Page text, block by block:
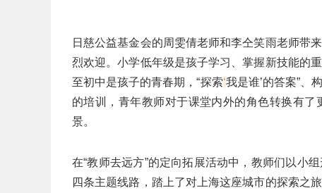
日慈公益基金会的周雯倩老师和李仝笑雨老师带
烈欢迎。小学低年级是孩子学习、掌握新技能的
至初中是孩子的青春期，“探索‘我是谁’的答案”、
的培训，青年教师对于课堂内外的角色转换有
景。
在“教师去远方”的定向拓展活动中，教师们以小
四条主题线路，踏上了对上海这座城市的探索之